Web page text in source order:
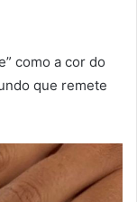
como a cor do
que remete